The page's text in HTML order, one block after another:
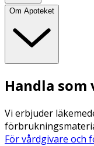
Om Apoteket
Handla
Vi erbjuder
För vårdgivare och